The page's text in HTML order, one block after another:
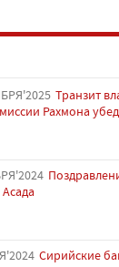
Транзит
Рахмона
Сирийские